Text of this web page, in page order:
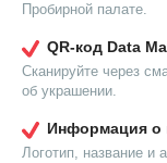
Пробирной палате.
QR-код Data
Сканируйте через
об украшении.
Информация о
Логотип, название и